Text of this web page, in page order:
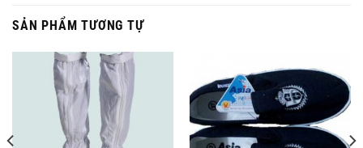
SẢN PHẨM TƯƠNG TỰ